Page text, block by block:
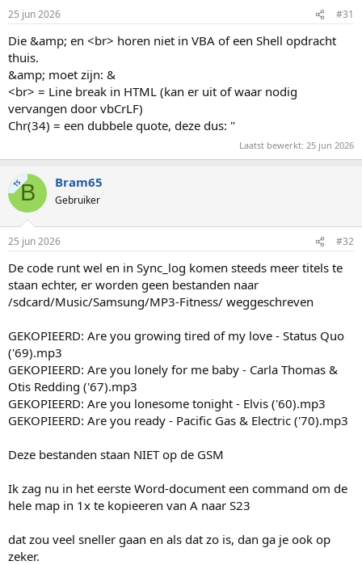
25 jun 2026 #31
Die &amp; en <br> horen niet in VBA of een Shell opdracht
thuis.
&amp; moet zijn: &
<br> = Line break in HTML (kan er uit of waar nodig
vervangen door vbCrLF)
Chr(34) = een dubbele quote, deze dus: "
Laatst bewerkt: 25 jun 2026
TSB Bram65
Gebruiker
25 jun 2026 #32
De code runt wel en in Sync_log komen steeds meer titels te
staan echter, er worden geen bestanden naar
/sdcard/Music/Samsung/MP3-Fitness/ weggeschreven
GEKOPIEERD: Are you growing tired of my love - Status Quo
('69).mp3
GEKOPIEERD: Are you lonely for me baby - Carla Thomas &
Otis Redding ('67).mp3
GEKOPIEERD: Are you lonesome tonight - Elvis ('60).mp3
GEKOPIEERD: Are you ready - Pacific Gas & Electric ('70).mp3
Deze bestanden staan NIET op de GSM
Ik zag nu in het eerste Word-document een command om de
hele map in 1x te kopieeren van A naar S23
dat zou veel sneller gaan en als dat zo is, dan ga je ook op
zeker.